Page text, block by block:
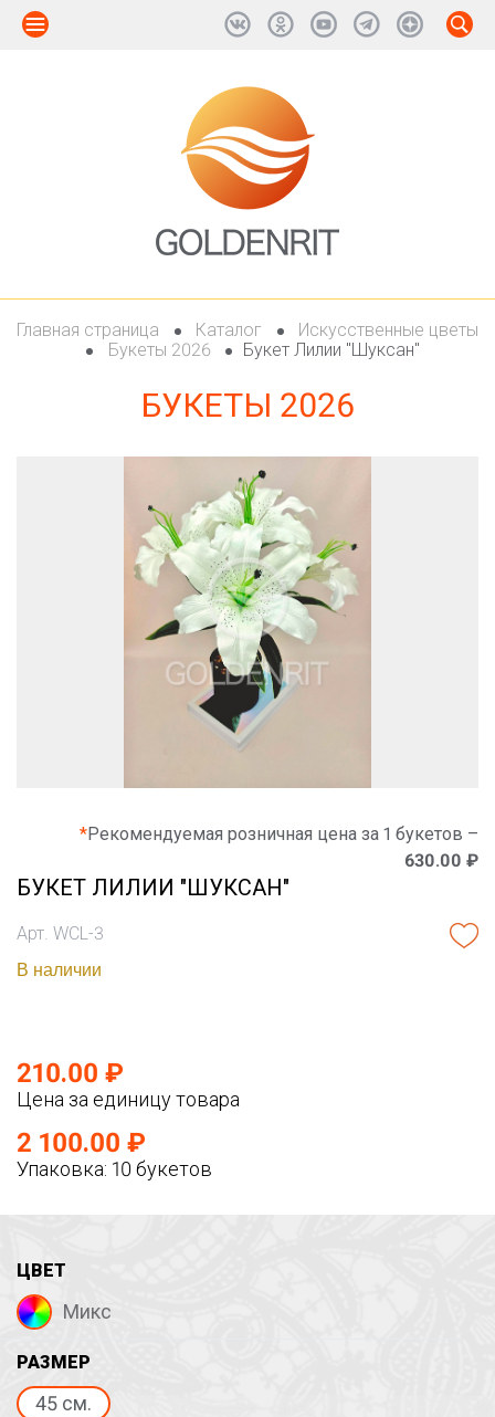
Главная страница Каталог
Искусственные цветы
Букеты 2026
Букет Лилии "Шуксан"
БУКЕТЫ 2026
*Рекомендуемая розничная цена за 1 букетов –
630.00 ₽
БУКЕТ ЛИЛИИ "ШУКСАН"
Арт. WCL-3
В наличии
210.00 ₽
Цена за единицу товара
2 100.00 ₽
Упаковка: 10 букетов
ЦВЕТ
Микс
РАЗМЕР
45 см.